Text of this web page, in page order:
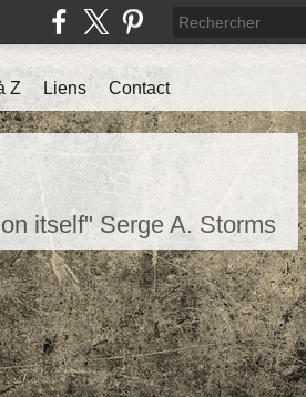
itself" Serge A. Storms
Z Liens Contact